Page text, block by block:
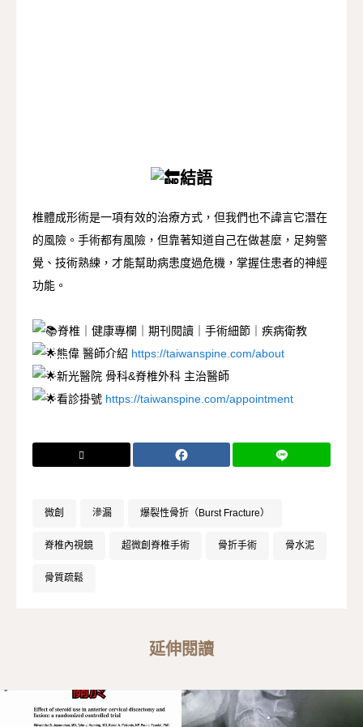
結語
椎體成形術是一項有效的治療方式，但我們也不諱言它潛在
的風險。手術都有風險，但靠著知道自己在做甚麼，足夠警
覺、技術熟練，才能幫助病患度過危機，掌握住患者的神經
功能。
脊椎｜健康專欄｜期刊閱讀｜手術細節｜疾病衛教
熊偉 醫師介紹 https://taiwanspine.com/about
新光醫院 骨科&脊椎外科 主治醫師
看診掛號 https://taiwanspine.com/appointment
微創 滲漏 爆裂性骨折（Burst Fracture）
脊椎內視鏡 超微創脊椎手術 骨折手術 骨水泥
骨質疏鬆
延伸閱讀